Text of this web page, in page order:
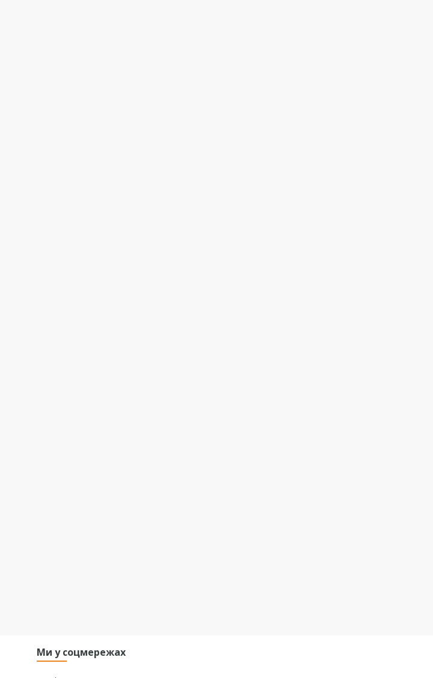
Ми у соцмережах